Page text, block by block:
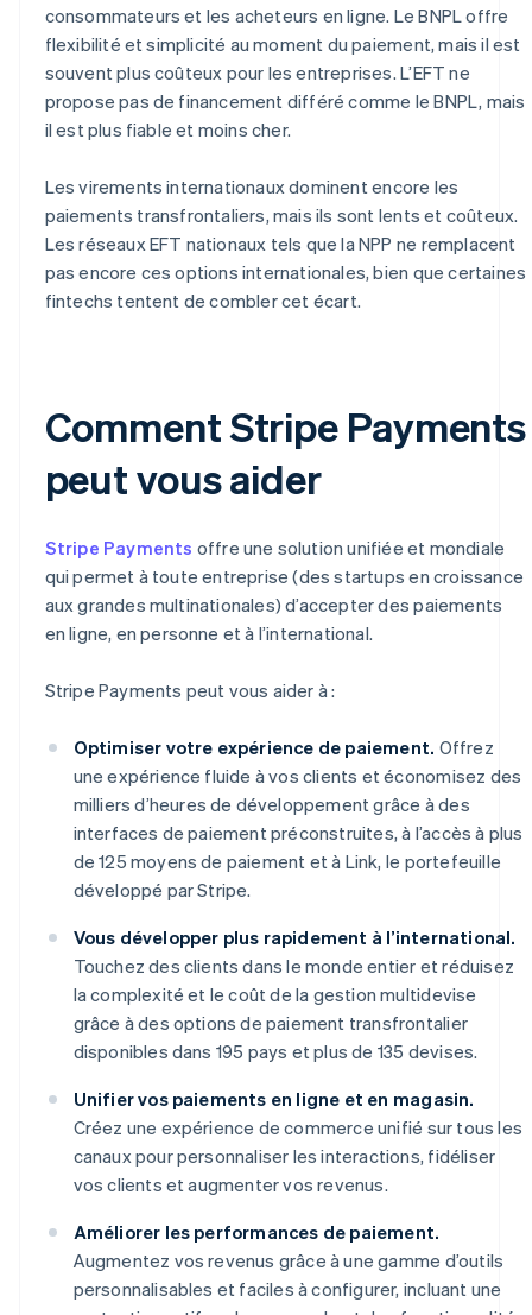
consommateurs et les acheteurs en ligne. Le BNPL offre
flexibilité et simplicité au moment du paiement, mais il est
souvent plus coûteux pour les entreprises. L’EFT ne
propose pas de financement différé comme le BNPL, mais
il est plus fiable et moins cher.
Les virements internationaux dominent encore les
paiements transfrontaliers, mais ils sont lents et coûteux.
Les réseaux EFT nationaux tels que la NPP ne remplacent
pas encore ces options internationales, bien que certaines
fintechs tentent de combler cet écart.
Comment Stripe Payments
peut vous aider
Stripe Payments offre une solution unifiée et mondiale
qui permet à toute entreprise (des startups en croissance
aux grandes multinationales) d’accepter des paiements
en ligne, en personne et à l’international.
Stripe Payments peut vous aider à :
Optimiser votre expérience de paiement. Offrez
une expérience fluide à vos clients et économisez des
milliers d’heures de développement grâce à des
interfaces de paiement préconstruites, à l’accès à plus
de 125 moyens de paiement et à Link, le portefeuille
développé par Stripe.
Vous développer plus rapidement à l’international.
Touchez des clients dans le monde entier et réduisez
la complexité et le coût de la gestion multidevise
grâce à des options de paiement transfrontalier
disponibles dans 195 pays et plus de 135 devises.
Unifier vos paiements en ligne et en magasin.
Créez une expérience de commerce unifié sur tous les
canaux pour personnaliser les interactions, fidéliser
vos clients et augmenter vos revenus.
Améliorer les performances de paiement.
Augmentez vos revenus grâce à une gamme d’outils
personnalisables et faciles à configurer, incluant une